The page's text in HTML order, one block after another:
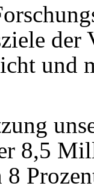
der
und
8,5